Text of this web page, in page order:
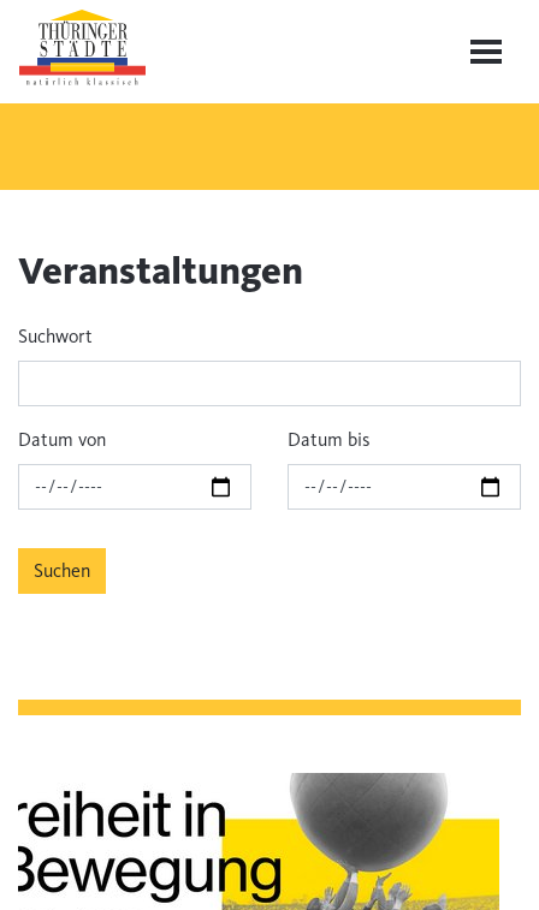
Veranstaltungen
Suchwort
Datum von Datum bis